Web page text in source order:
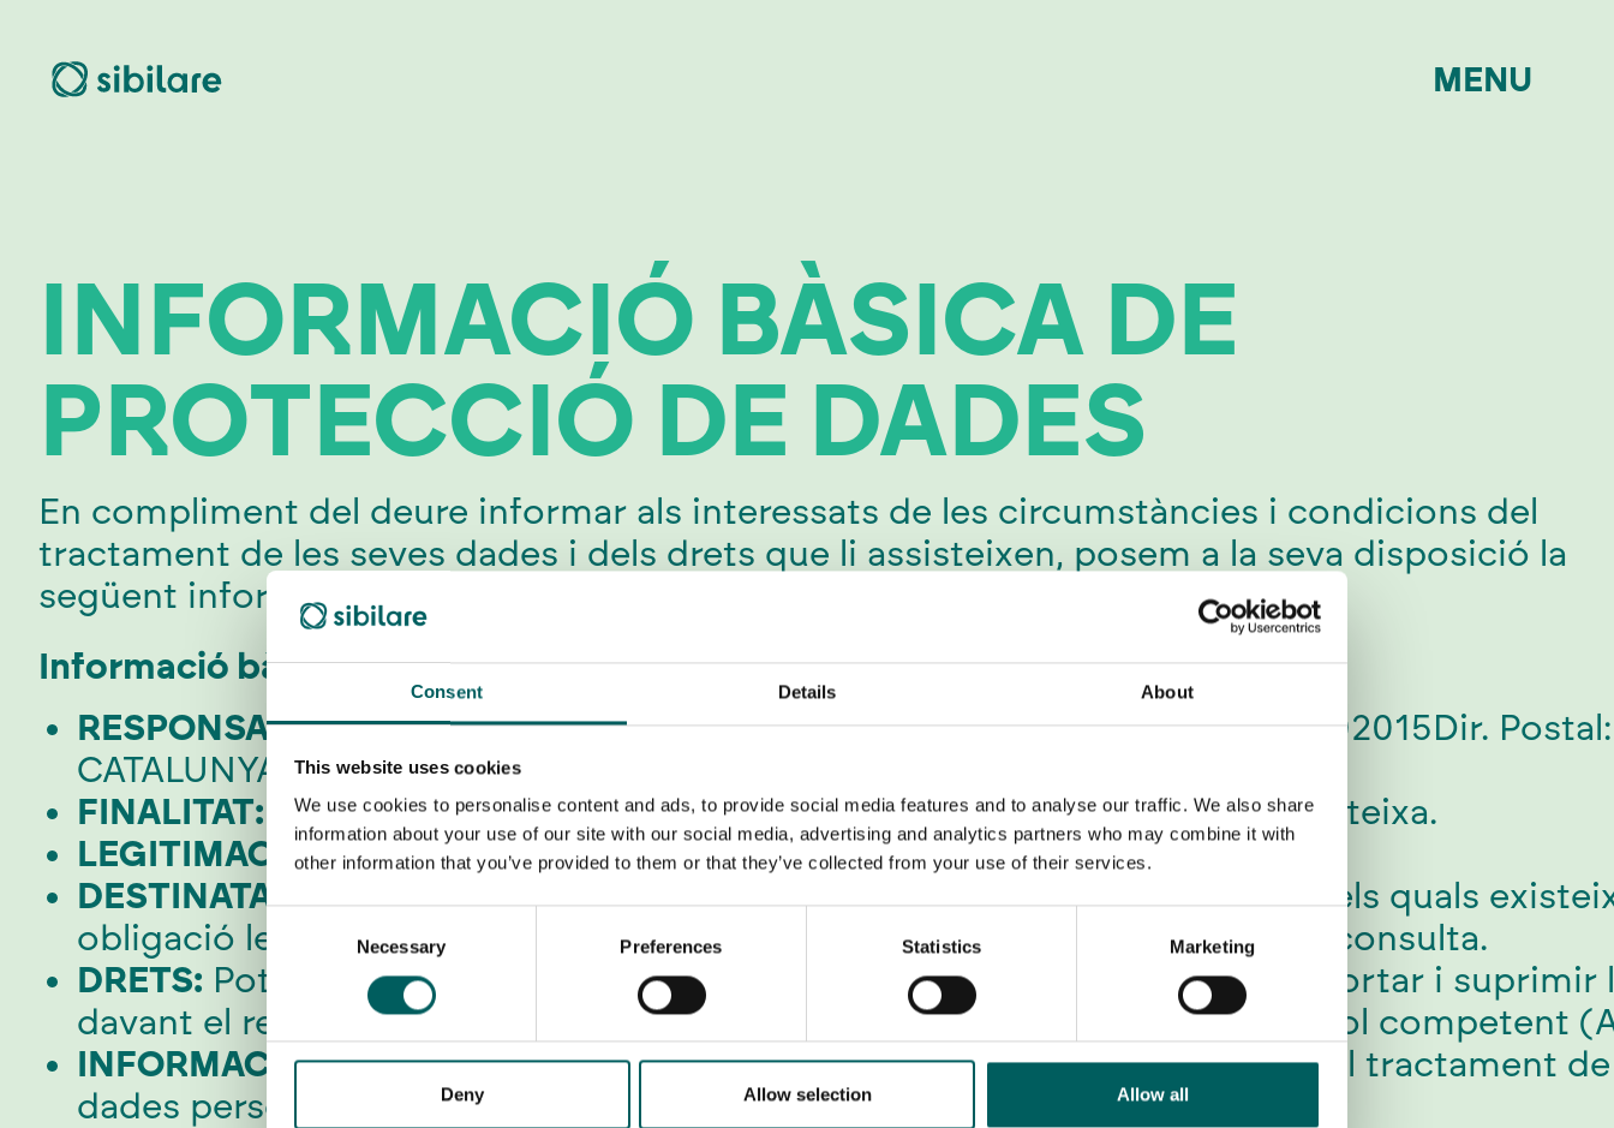
Consent Details About
This website uses cookies
We use cookies to personalise content and ads, to provide social media features and to analyse our traffic. We also share
information about your use of our site with our social media, advertising and analytics partners who may combine it with
other information that you’ve provided to them or that they’ve collected from your use of their services.
Selection
Necessary Preferences Statistics Marketing
Deny Allow selection Allow all
MENU
INFORMACIÓ BÀSICA DE
PROTECCIÓ DE DADES
En compliment del deure informar als interessats de les circumstàncies i condicions del
tractament de les seves dades i dels drets que li assisteixen, posem a la seva disposició la
següent informació.
Informació bàsica sobre protecció de dades:
RESPONSABLE DEL TRACTAMENT:Responsable: SIBILARE, SL- CIF: B66002015Dir.
CATALUNYA, 72 2º 1ª, 08007, BARCELONA
FINALITAT: Gestionar la seva consulta/petició i donar una resposta a la mateixa.
LEGITIMACIÓ:El seu consentiment.
DESTINATARIS:Les dades no se cediran a tercers excepte en els casos en els quals
obligació legal o comunicació necessària per donar contestació a la seva consulta.
DRETS: Pot exercir els seus Drets a accedir, rectificar, oposar-se, limitar, portar i suprimir
davant el responsable del tractament; a més d'acudir a l'autoritat de control competent
INFORMACIÓN ADICIONAL:Pot consultar la informació addicional sobre el tractament de
dades personals aquí.